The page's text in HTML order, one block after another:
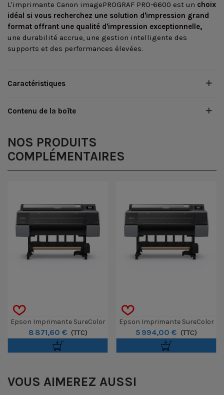
L'imprimante Canon imagePROGRAF PRO-6600 est un choix
idéal si vous recherchez une solution d'impression grand
format offrant une qualité d'impression exceptionnelle,
une durabilité accrue, une gestion intelligente des
supports et des performances élevées.
Caractéristiques
Contenu de la boîte
NOS PRODUITS
COMPLÉMENTAIRES
Epson Imprimante SureColor
SC-P9300 Spectro 44"
8 871,60 € (TTC)
Epson Imprimante SureColor
SC-P9300 44"
5 994,00 € (TTC)
VOUS AIMEREZ AUSSI